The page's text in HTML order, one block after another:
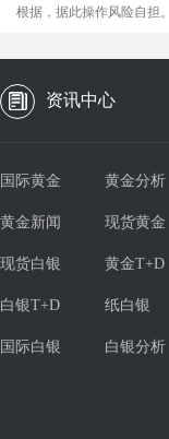
根据，据此操作风险自担。
资讯中心
国际黄金 黄金分析
黄金新闻 现货黄金
现货白银 黄金T+D
白银T+D 纸白银
国际白银 白银分析